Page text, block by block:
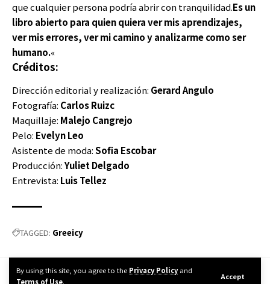
By using this site, you agree to the Privacy Policyand
Terms of Use.
Accept
que cualquier persona podría abrir con tranquilidad.Es un
libro abierto para quien quiera ver mis aprendizajes,
ver mis errores, ver mi camino y analizarme como ser
humano.«
Créditos:
Dirección editorial y realización: Gerard Angulo
Fotografía: Carlos Ruizc
Maquillaje: Malejo Cangrejo
Pelo: Evelyn Leo
Asistente de moda:Sofia Escobar
Producción:Yuliet Delgado
Entrevista: Luis Tellez
TAGGED: Greeicy